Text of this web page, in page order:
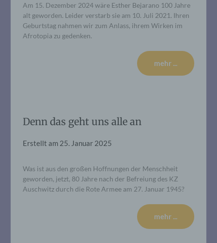
Am 15. Dezember 2024 wäre Esther Bejarano 100 Jahre
alt geworden. Leider verstarb sie am 10. Juli 2021. Ihren
Geburtstag nahmen wir zum Anlass, ihrem Wirken im
Afrotopia zu gedenken.
mehr ...
Denn das geht uns alle an
Erstellt am 25. Januar 2025
Was ist aus den großen Hoffnungen der Menschheit
geworden, jetzt, 80 Jahre nach der Befreiung des KZ
Auschwitz durch die Rote Armee am 27. Januar 1945?
mehr ...